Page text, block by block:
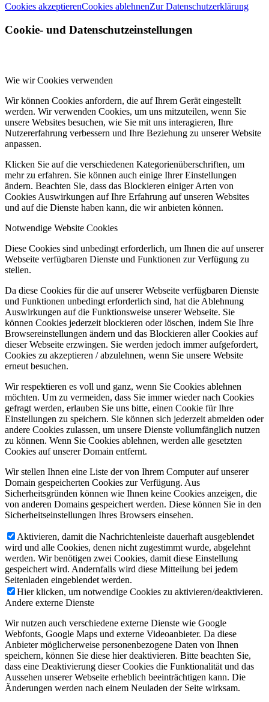
Cookies akzeptierenCookies ablehnenZur Datenschutzerklärung
Cookie- und Datenschutzeinstellungen
Wie wir Cookies verwenden
Wir können Cookies anfordern, die auf Ihrem Gerät eingestellt
werden. Wir verwenden Cookies, um uns mitzuteilen, wenn Sie
unsere Websites besuchen, wie Sie mit uns interagieren, Ihre
Nutzererfahrung verbessern und Ihre Beziehung zu unserer Website
anpassen.
Klicken Sie auf die verschiedenen Kategorienüberschriften, um
mehr zu erfahren. Sie können auch einige Ihrer Einstellungen
ändern. Beachten Sie, dass das Blockieren einiger Arten von
Cookies Auswirkungen auf Ihre Erfahrung auf unseren Websites
und auf die Dienste haben kann, die wir anbieten können.
Notwendige Website Cookies
Diese Cookies sind unbedingt erforderlich, um Ihnen die auf unserer
Webseite verfügbaren Dienste und Funktionen zur Verfügung zu
stellen.
Da diese Cookies für die auf unserer Webseite verfügbaren Dienste
und Funktionen unbedingt erforderlich sind, hat die Ablehnung
Auswirkungen auf die Funktionsweise unserer Webseite. Sie
können Cookies jederzeit blockieren oder löschen, indem Sie Ihre
Browsereinstellungen ändern und das Blockieren aller Cookies auf
dieser Webseite erzwingen. Sie werden jedoch immer aufgefordert,
Cookies zu akzeptieren / abzulehnen, wenn Sie unsere Website
erneut besuchen.
Wir respektieren es voll und ganz, wenn Sie Cookies ablehnen
möchten. Um zu vermeiden, dass Sie immer wieder nach Cookies
gefragt werden, erlauben Sie uns bitte, einen Cookie für Ihre
Einstellungen zu speichern. Sie können sich jederzeit abmelden oder
andere Cookies zulassen, um unsere Dienste vollumfänglich nutzen
zu können. Wenn Sie Cookies ablehnen, werden alle gesetzten
Cookies auf unserer Domain entfernt.
Wir stellen Ihnen eine Liste der von Ihrem Computer auf unserer
Domain gespeicherten Cookies zur Verfügung. Aus
Sicherheitsgründen können wie Ihnen keine Cookies anzeigen, die
von anderen Domains gespeichert werden. Diese können Sie in den
Sicherheitseinstellungen Ihres Browsers einsehen.
Aktivieren, damit die Nachrichtenleiste dauerhaft ausgeblendet
wird und alle Cookies, denen nicht zugestimmt wurde, abgelehnt
werden. Wir benötigen zwei Cookies, damit diese Einstellung
gespeichert wird. Andernfalls wird diese Mitteilung bei jedem
Seitenladen eingeblendet werden.
Hier klicken, um notwendige Cookies zu aktivieren/deaktivieren.
Andere externe Dienste
Wir nutzen auch verschiedene externe Dienste wie Google
Webfonts, Google Maps und externe Videoanbieter. Da diese
Anbieter möglicherweise personenbezogene Daten von Ihnen
speichern, können Sie diese hier deaktivieren. Bitte beachten Sie,
dass eine Deaktivierung dieser Cookies die Funktionalität und das
Aussehen unserer Webseite erheblich beeinträchtigen kann. Die
Änderungen werden nach einem Neuladen der Seite wirksam.